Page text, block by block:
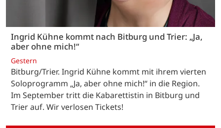
Ingrid Kühne kommt nach Bitburg und Trier: „Ja,
aber ohne mich!“
Gestern
Bitburg/Trier. Ingrid Kühne kommt mit ihrem vierten
Soloprogramm „Ja, aber ohne mich!“ in die Region.
Im September tritt die Kabarettistin in Bitburg und
Trier auf. Wir verlosen Tickets!